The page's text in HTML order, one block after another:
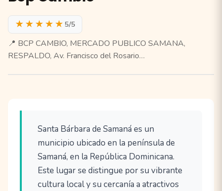
★★★★★ 5/5
📍 BCP CAMBIO, MERCADO PUBLICO SAMANA,
RESPALDO, Av. Francisco del Rosario…
Santa Bárbara de Samaná es un
municipio ubicado en la península de
Samaná, en la República Dominicana.
Este lugar se distingue por su vibrante
cultura local y su cercanía a atractivos